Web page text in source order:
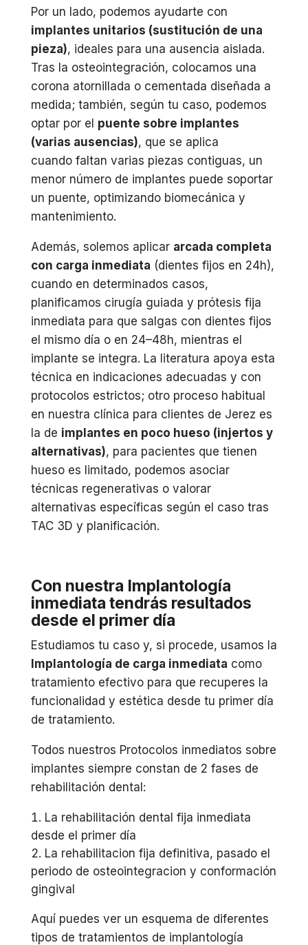
Por un lado, podemos ayudarte con
implantes unitarios (sustitución de una
pieza), ideales para una ausencia aislada.
Tras la osteointegración, colocamos una
corona atornillada o cementada diseñada a
medida; también, según tu caso, podemos
optar por el puente sobre implantes
(varias ausencias), que se aplica
cuando faltan varias piezas contiguas, un
menor número de implantes puede soportar
un puente, optimizando biomecánica y
mantenimiento.
Además, solemos aplicar arcada completa
con carga inmediata (dientes fijos en 24h),
cuando en determinados casos,
planificamos cirugía guiada y prótesis fija
inmediata para que salgas con dientes fijos
el mismo día o en 24–48h, mientras el
implante se integra. La literatura apoya esta
técnica en indicaciones adecuadas y con
protocolos estrictos; otro proceso habitual
en nuestra clínica para clientes de Jerez es
la de implantes en poco hueso (injertos y
alternativas), para pacientes que tienen
hueso es limitado, podemos asociar
técnicas regenerativas o valorar
alternativas específicas según el caso tras
TAC 3D y planificación.
Con nuestra Implantología
inmediata tendrás resultados
desde el primer día
Estudiamos tu caso y, si procede, usamos la
Implantología de carga inmediata como
tratamiento efectivo para que recuperes la
funcionalidad y estética desde tu primer día
de tratamiento.
Todos nuestros Protocolos inmediatos sobre
implantes siempre constan de 2 fases de
rehabilitación dental:
La rehabilitación dental fija inmediata
desde el primer día
La rehabilitacion fija definitiva, pasado el
periodo de osteointegracion y conformación
gingival
Aquí puedes ver un esquema de diferentes
tipos de tratamientos de implantología